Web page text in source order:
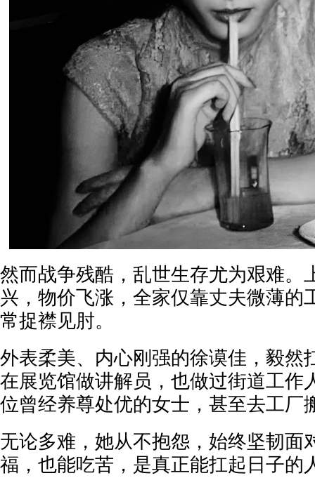
然而战争残酷，乱世生存尤为艰难。
兴，物价飞涨，全家仅靠丈夫微薄的
常捉襟见肘。
外表柔美、内心刚强的徐谟佳，毅然
在展览馆做讲解员，也做过街道工作
位曾经养尊处优的女士，甚至去工厂
无论多难，她从不抱怨，始终坚韧面
福，也能吃苦，是真正能扛起日子的